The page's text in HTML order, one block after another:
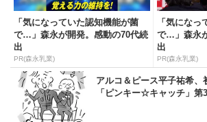
「気になっていた認知機能が菌
で…」森永が開発。感動の70代続
出
PR(森永乳業)
「気にな
で…」森永
出
PR(森永乳業)
アルコ＆ピース平子祐希、
「ピンキー☆キャッチ」